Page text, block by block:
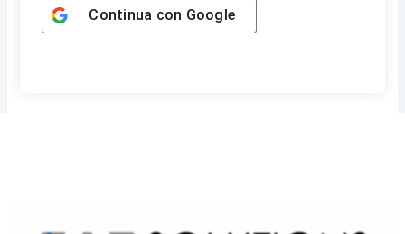
Continua con Google